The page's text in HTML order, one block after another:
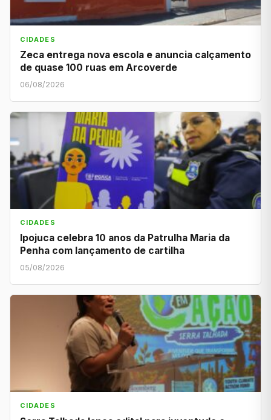
CIDADES
Zeca entrega nova escola e anuncia calçamento
de quase 100 ruas em Arcoverde
06/08/2026
CIDADES
Ipojuca celebra 10 anos da Patrulha Maria da
Penha com lançamento de cartilha
05/08/2026
CIDADES